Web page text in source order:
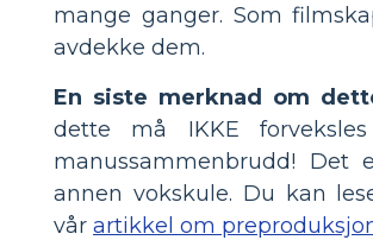
mange ganger. Som
avdekke dem.
En siste merknad om
dette må IKKE
manussammenbrudd! Det
annen vokskule. Du kan
vår artikkel om